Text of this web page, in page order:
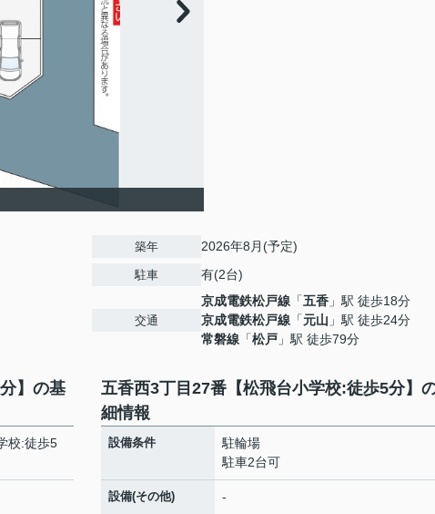
築年 2026年8月(予定)
駐車 有(2台)
交通
京成電鉄松戸線 「五香 」駅 徒歩18分
京成電鉄松戸線 「元山 」駅 徒歩24分
常磐線 「松戸 」駅 徒歩79分
】の基
校:徒歩5
五香西3丁目27番【松飛台小学校:徒歩5分】
細情報
設備条件
駐輪場
駐車2台可
設備(その他) -